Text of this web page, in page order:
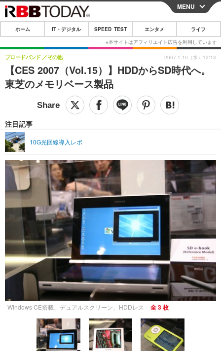
CLOSE
ホーム
IT・デジタル
IT・デジタルTOP スマートフォン
ショッピング その他
SPEED TEST
エンタメTOP 映画・ドラマ
グラビア ブログ
ショッピング その他
ライフTOP
その他
リリース一覧
プッシュ通知の停止方法
MENU
ホーム IT・デジタル SPEED TEST エンタメ ライフ
【CES 2007（Vol.15）】HDDからSD時代へ。
東芝のメモリベース製品
ブロードバンド その他
注目記事
10G光回線導入レポ
2007.1.10（水）12:13
Windows CE搭載、デュアルスクリーン、HDDレス 全 3 枚